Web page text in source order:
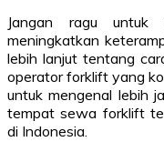
Jangan ragu untuk
meningkatkan
lebih lanjut tentang
operator forklift yang
untuk mengenal lebih
tempat sewa forklift
di Indonesia.